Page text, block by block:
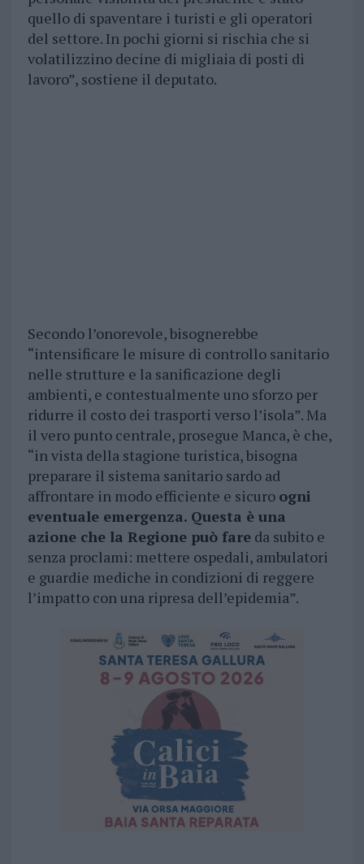
quello di spaventare i turisti e gli operatori
del settore. In pochi giorni si rischia che si
volatilizzino decine di migliaia di posti di
lavoro”, sostiene il deputato.
Secondo l’onorevole, bisognerebbe
“intensificare le misure di controllo sanitario
nelle strutture e la sanificazione degli
ambienti, e contestualmente uno sforzo per
ridurre il costo dei trasporti verso l’isola”. Ma
il vero punto centrale, prosegue Manca, è che,
“in vista della stagione turistica, bisogna
preparare il sistema sanitario sardo ad
affrontare in modo efficiente e sicuro ogni
eventuale emergenza. Questa è una
azione che la Regione può fareda subito e
senza proclami: mettere ospedali, ambulatori
e guardie mediche in condizioni di reggere
l’impatto con una ripresa dell’epidemia”.